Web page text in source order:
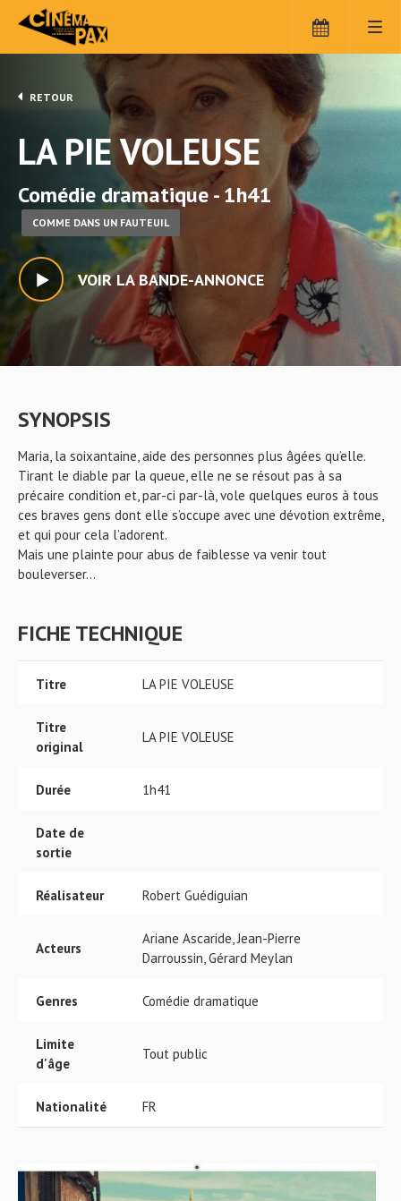
RETOUR
LA PIE VOLEUSE
Comédie dramatique - 1h41
COMME DANS UN FAUTEUIL
VOIR LA BANDE-ANNONCE
SYNOPSIS
Maria, la soixantaine, aide des personnes plus âgées qu’elle.
Tirant le diable par la queue, elle ne se résout pas à sa
précaire condition et, par-ci par-là, vole quelques euros à tous
ces braves gens dont elle s’occupe avec une dévotion extrême,
et qui pour cela l’adorent.
Mais une plainte pour abus de faiblesse va venir tout
bouleverser…
FICHE TECHNIQUE
Titre LA PIE VOLEUSE
Titre
original
LA PIE VOLEUSE
Durée 1h41
Date de
sortie
Réalisateur Robert Guédiguian
Acteurs
Ariane Ascaride, Jean-Pierre
Darroussin, Gérard Meylan
Genres Comédie dramatique
Limite
d'âge
Tout public
Nationalité FR